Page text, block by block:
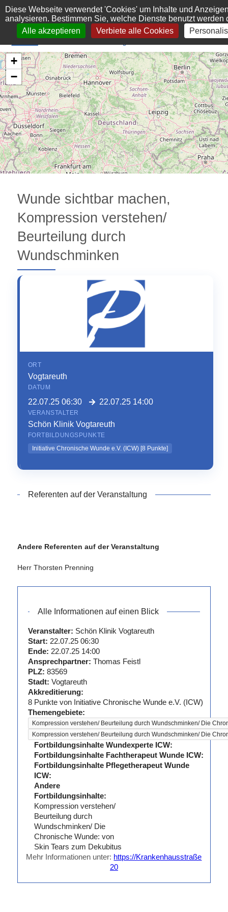
Cookie-Einstellungen
Diese Webseite verwendet 'Cookies' um Inhalte und
analysieren. Bestimmen Sie, welche Dienste benutzt werden
Alle akzeptieren
Verbiete alle Cookies
+
−
Wunde sichtbar machen,
Kompression verstehen/
Beurteilung durch
Wundschminken
ORT
Vogtareuth
DATUM
22.07.25 06:30 22.07.25 14:00
VERANSTALTER
Schön Klinik Vogtareuth
FORTBILDUNGSPUNKTE
Initiative Chronische Wunde e.V. (ICW)[8 Punkte]
Referenten auf der Veranstaltung
Andere Referenten auf der Veranstaltung
Herr Thorsten Prenning
Alle Informationen auf einen Blick
Veranstalter: Schön Klinik Vogtareuth
Start: 22.07.25 06:30
Ende: 22.07.25 14:00
Ansprechpartner: Thomas Feistl
PLZ: 83569
Stadt: Vogtareuth
Akkreditierung:
8Punkte von Initiative Chronische Wunde e.V. (ICW)
Themengebiete:
Kompression verstehen/ Beurteilung durch Wundschminken/ Die
Kompression verstehen/ Beurteilung durch Wundschminken/ Die
Fortbildungsinhalte Wundexperte ICW:
Fortbildungsinhalte Fachtherapeut Wunde ICW:
Fortbildungsinhalte Pflegetherapeut Wunde
ICW:
Andere
Fortbildungsinhalte:
Kompression verstehen/
Beurteilung durch
Wundschminken/ Die
Chronische Wunde: von
Skin Tears zum Dekubitus
Mehr Informationen unter: https://Krankenhausstraße
20